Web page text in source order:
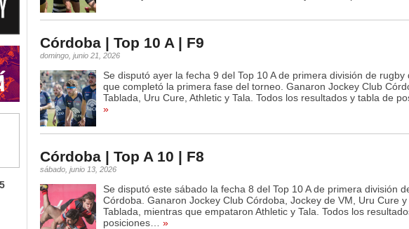
Córdoba | Top 10 A | F9
domingo, junio 21, 2026
Se disputó ayer la fecha 9 del Top 10 A de primera división de rugby
que completó la primera fase del torneo. Ganaron Jockey Club
Tablada, Uru Cure, Athletic y Tala. Todos los resultados y tabla de
»
Córdoba | Top A 10 | F8
sábado, junio 13, 2026
Se disputó este sábado la fecha 8 del Top 10 A de primera división
Córdoba. Ganaron Jockey Club Córdoba, Jockey de VM, Uru Cure y
Tablada, mientras que empataron Athletic y Tala. Todos los
posiciones…
»